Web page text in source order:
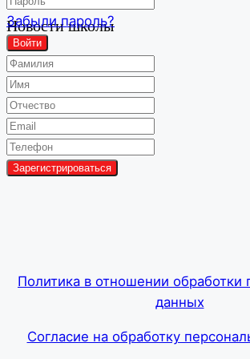
Новости школы
Групповой чат
Забыли пароль?
Войти
Политика в отношении обработки
данных
Согласие на обработку